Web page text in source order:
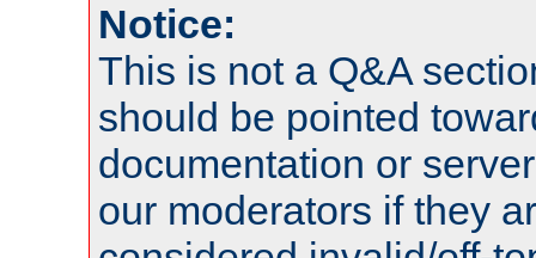
Notice:
This is not a Q&A
should be pointed
documentation or
our moderators if they